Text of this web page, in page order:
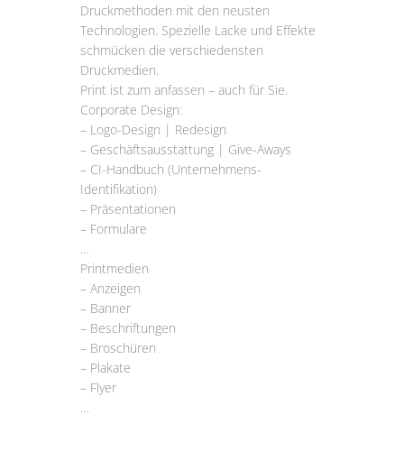
Druckmethoden mit den neusten
Technologien. Spezielle Lacke und Effekte
schmücken die verschiedensten
Druckmedien.
Print ist zum anfassen – auch für Sie.
Corporate Design:
– Logo-Design | Redesign
– Geschäftsausstattung | Give-Aways
– CI-Handbuch (Unternehmens-
Identifikation)
– Präsentationen
– Formulare
Printmedien
– Anzeigen
– Banner
– Beschriftungen
– Broschüren
– Plakate
– Flyer